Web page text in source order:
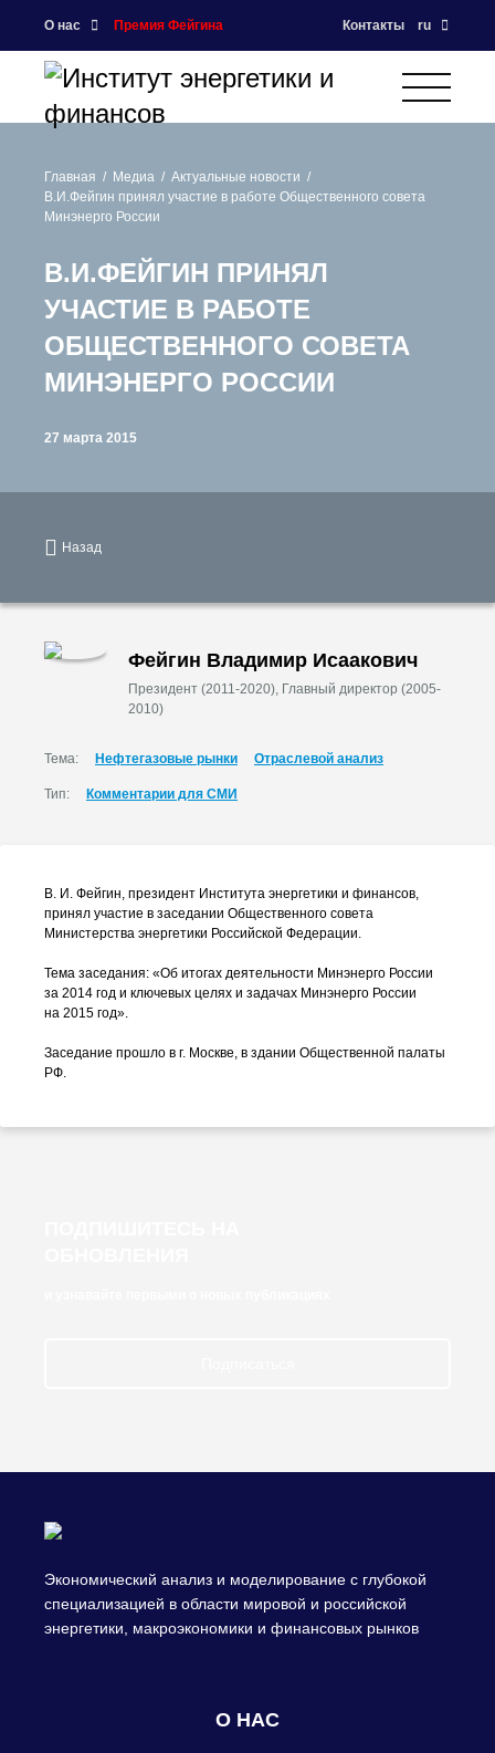
О нас Премия Фейгина Контакты ru
Главная Медиа
Актуальные новости
В.И.Фейгин принял участие в работе Общественного совета
Минэнерго России
В.И.ФЕЙГИН ПРИНЯЛ
УЧАСТИЕ В РАБОТЕ
ОБЩЕСТВЕННОГО СОВЕТА
МИНЭНЕРГО РОССИИ
27 марта 2015
Назад
Фейгин Владимир Исаакович
Президент (2011-2020), Главный директор (2005-
2010)
Тема: Нефтегазовые рынки Отраслевой анализ
Тип: Комментарии для СМИ
В. И. Фейгин, президент Института энергетики и финансов,
принял участие в заседании Общественного совета
Министерства энергетики Российской Федерации.
Тема заседания: «Об итогах деятельности Минэнерго России
за 2014 год и ключевых целях и задачах Минэнерго России
на 2015 год».
Заседание прошло в г. Москве, в здании Общественной палаты
РФ.
Экономический анализ и моделирование с глубокой
специализацией в области мировой и российской
энергетики, макроэкономики и финансовых рынков
О НАС